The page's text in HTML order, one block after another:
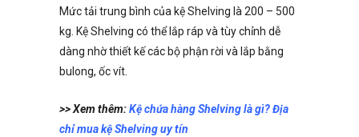
Mức tải trung bình của kệ Shelving là 200 – 500
kg. Kệ Shelving có thể lắp ráp và tùy chỉnh dễ
dàng nhờ thiết kế các bộ phận rời và lắp bằng
bulong, ốc vít.
>> Xem thêm:Kệ chứa hàng Shelving là gì? Địa
chỉ mua kệ Shelving uy tín